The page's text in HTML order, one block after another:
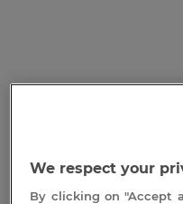
We respect your
By clicking on "Accept